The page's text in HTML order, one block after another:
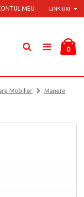
LINK-URI
MEU
0
Mobilier
Manere